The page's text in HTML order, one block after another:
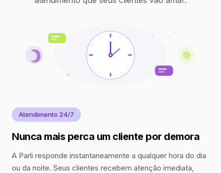
Atendimento 24/7
Nunca mais perca um cliente por demora
A Parli responde instantaneamente a qualquer hora do dia
ou da noite. Seus clientes recebem atenção imediata,